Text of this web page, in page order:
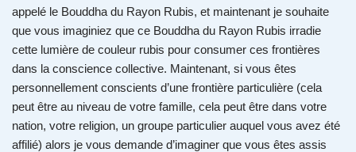
appelé le Bouddha du Rayon Rubis, et maintenant je souhaite
que vous imaginiez que ce Bouddha du Rayon Rubis irradie
cette lumière de couleur rubis pour consumer ces frontières
dans la conscience collective. Maintenant, si vous êtes
personnellement conscients d’une frontière particulière (cela
peut être au niveau de votre famille, cela peut être dans votre
nation, votre religion, un groupe particulier auquel vous avez été
affilié) alors je vous demande d’imaginer que vous êtes assis